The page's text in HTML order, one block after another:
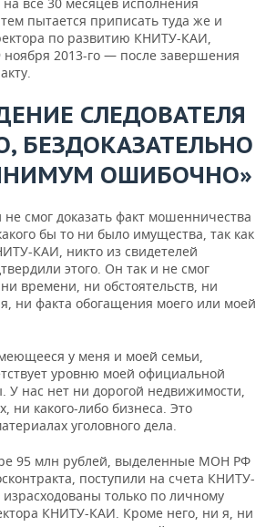
все 30 месяцев исполнения
пытается приписать туда же и
по развитию КНИТУ-КАИ,
ноября 2013-го — после завершения
СЛЕДОВАТЕЛЯ
БЕЗДОКАЗАТЕЛЬНО
ОШИБОЧНО»
не смог доказать факт мошенничества
бы то ни было имущества, так как
КАИ, никто из свидетелей
этого. Он так и не смог
времени, ни обстоятельств, ни
ни факта обогащения моего или моей
у меня и моей семьи,
уровню моей официальной
У нас нет ни дорогой недвижимости,
ни какого-либо бизнеса. Это
уголовного дела.
95 млн рублей, выделенные МОН РФ
поступили на счета КНИТУ-
только по личному
КНИТУ-КАИ. Кроме него, ни я, ни